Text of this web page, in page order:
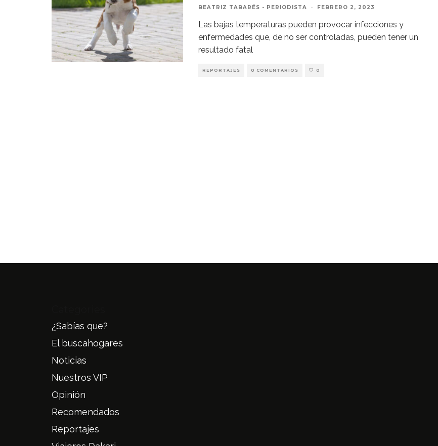
BEATRIZ TABARÉS - PERIODISTA · FEBRERO 2, 2023
Las bajas temperaturas pueden provocar infecciones y
enfermedades que, de no ser controladas, pueden tener un
resultado fatal
REPORTAJES 0 COMENTARIOS 0
¿Sabías que?
El buscahogares
Noticias
Nuestros VIP
Opinión
Recomendados
Reportajes